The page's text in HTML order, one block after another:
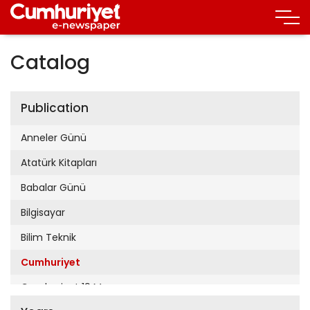
Catalog
Publication
Anneler Günü
Atatürk Kitapları
Babalar Günü
Bilgisayar
Bilim Teknik
Cumhuriyet
Cumhuriyet 19 Mayıs